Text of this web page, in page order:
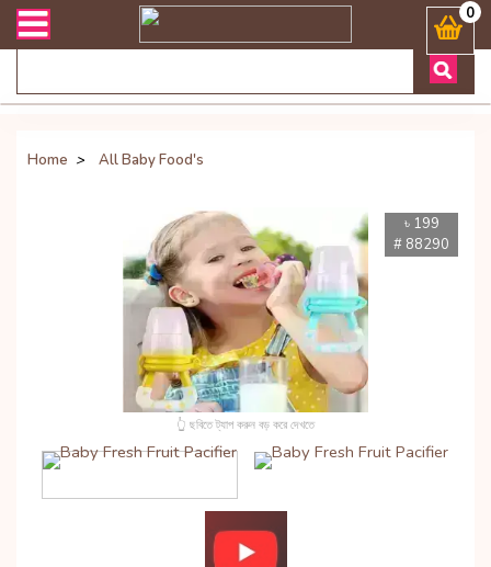
কল করুনঃ ( Whatsapp ) 8801972277444 Bangladesh's Most 0
Home > All Baby Food's
৳ 199
# 88290
👆 ছবিতে ট্যাপ করুন বড় করে দেখতে